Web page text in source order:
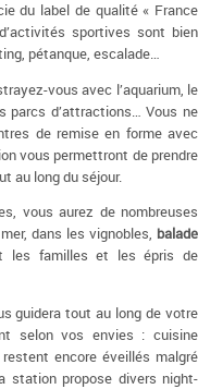
du label de qualité « France
sportives sont bien
pétanque, escalade…
vous avec l’aquarium, le
parcs d’attractions… Vous ne
de remise en forme avec
vous permettront de prendre
au long du séjour.
vous aurez de nombreuses
dans les vignobles, balade
les familles et les épris de
guidera tout au long de votre
selon vos envies : cuisine
encore éveillés malgré
station propose divers night-